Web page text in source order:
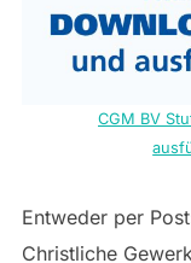
CGM BV
Entweder per
Christliche